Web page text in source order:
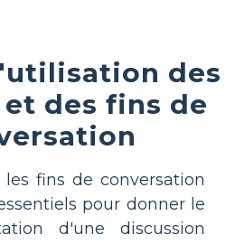
des
des fins de
fins de conversation
pour donner le
d'une discussion